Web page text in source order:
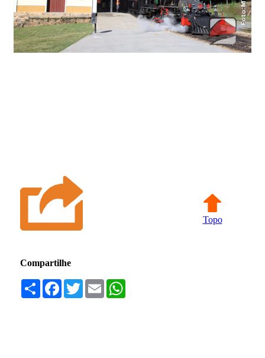
Topo
Compartilhe
Compartilhar
Facebook
TwitterEmail